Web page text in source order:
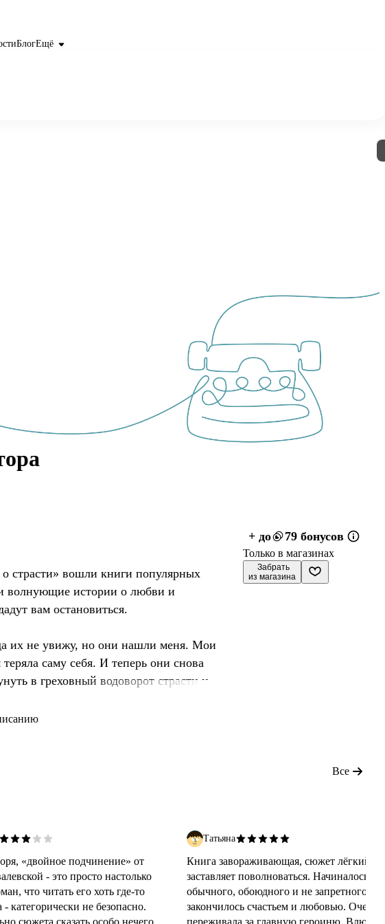
БлогЕщё
+ до 79 бонусов
Только в магазинах
Забрать
из магазина
страсти» вошли книги популярных
волнующие истории о любви и
вам остановиться.
их не увижу, но они нашли меня. Мои
саму себя. И теперь они снова
в греховный водоворот страсти и
потому что у меня есть тайна.
должны узнать…
Все
«двойное подчинение» от
- это просто настолько
что читать его хоть где-то
категорически не безопасно.
сюжета сказать особо нечего,
Татьяна
Книга завораживающая, сюжет лёгкий,
заставляет поволноваться. Начиналось
обычного, обоюдного и не запретного, а
закончилось счастьем и любовью. Очень
переживала за главную героиню.